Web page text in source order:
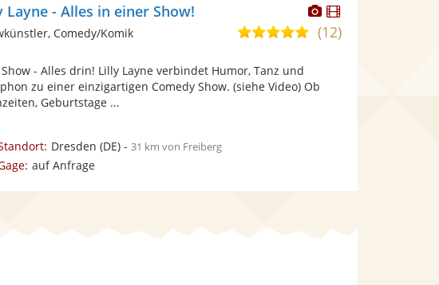
Dieser
Künstler
stellt
Dieser
Künstler
Layne - Alles in einer Show!
5,0
Sternen
(12)
Comedy/Komik
Show - Alles drin! Lilly Layne verbindet Humor, Tanz und
zu einer einzigartigen Comedy Show. (siehe Video) Ob
Geburtstage ...
Dresden (DE)- 31 km von Freiberg
auf Anfrage